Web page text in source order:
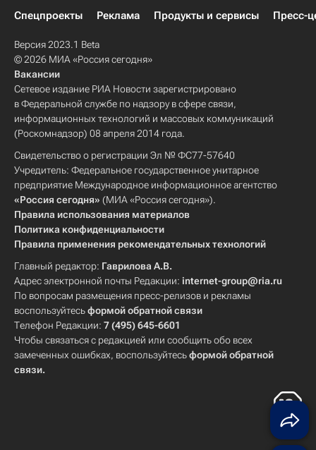
Спецпроекты
Реклама Продукты и сервисы Пресс-
Версия 2023.1 Beta
© 2026 МИА «Россия сегодня»
Вакансии
Сетевое издание РИА Новости зарегистрировано
в Федеральной службе по надзору в сфере связи,
информационных технологий и массовых коммуникаций
(Роскомнадзор) 08 апреля 2014 года.
Свидетельство о регистрации Эл № ФС77-57640
Учредитель: Федеральное государственное унитарное
предприятие Международное информационное агентство
«Россия сегодня» (МИА «Россия сегодня»).
Правила использования материалов
Политика конфиденциальности
Правила применения рекомендательных технологий
Главный редактор: Гаврилова А.В.
Адрес электронной почты Редакции: internet-group@ria.ru
По вопросам размещения пресс-релизов и рекламы
воспользуйтесьформой обратной связи
Телефон Редакции: 7 (495) 645-6601
Чтобы связаться с редакцией или сообщить обо всех
замеченных ошибках, воспользуйтесьформой обратной
связи.